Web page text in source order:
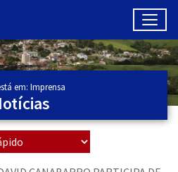
em: Imprensa